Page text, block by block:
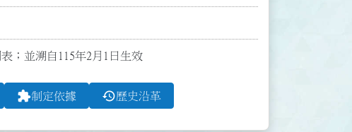
；並溯自115年2月1日生效
extension制定依據 history歷史沿革